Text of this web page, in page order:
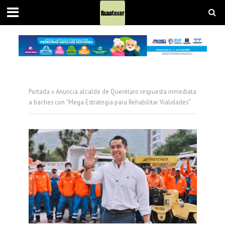
Portada »Anuncia alcalde de Querétaro respuesta inmediata
a baches con “Mega Estrategia para Rehabilitar Vialidades”